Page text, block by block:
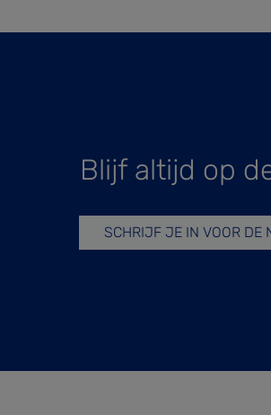
Blijf altijd op
SCHRIJF JE IN VOOR DE